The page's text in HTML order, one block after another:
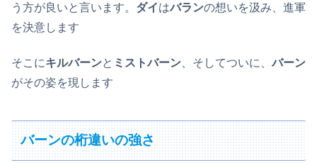
う方が良いと言います。 ダイはバランの想いを汲み、進軍
を決意します
そこにキルバーンと ミストバーン 、そしてついに、バーン
がその姿を現します
バーンの桁違いの強さ